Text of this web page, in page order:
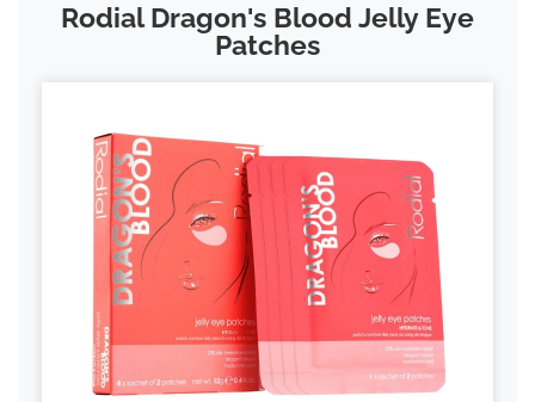
Rodial Dragon's Blood Jelly Eye
Patches